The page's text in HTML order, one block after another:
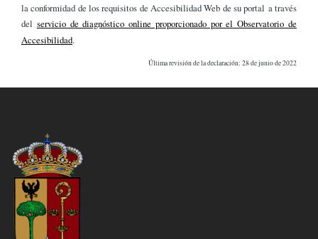
la conformidad de los requisitos de Accesibilidad Web de su portal a través
del servicio de diagnóstico online proporcionado por el Observatorio de
Accesibilidad.
Última revisión de la declaración: 28 de junio de 2022